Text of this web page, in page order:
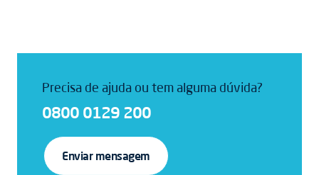
Precisa de ajuda ou tem alguma dúvida?
0800 0129 200
Enviar mensagem